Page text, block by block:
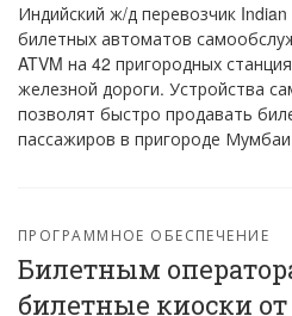
Индийский ж/д перевозчик Indian
билетных автоматов
ATVM на 42 пригородных
железной дороги. Устройства
позволят быстро продавать
пассажиров в пригороде
ПРОГРАММНОЕ ОБЕСПЕЧЕНИЕ
Билетным
билетные киоски